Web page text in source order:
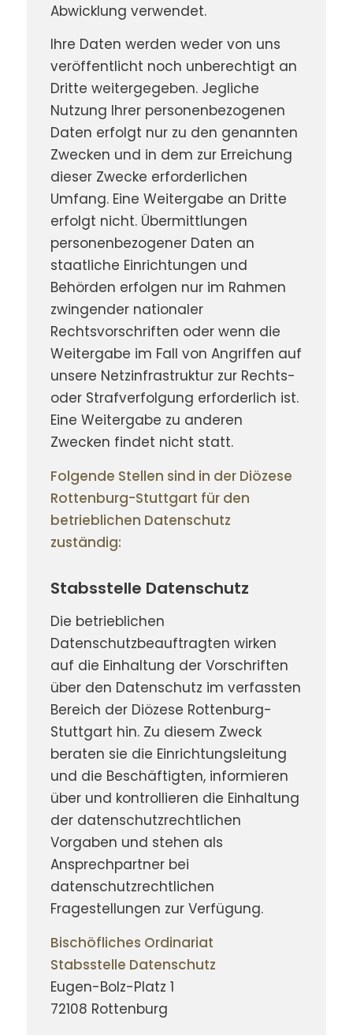
Abwicklung verwendet.
Ihre Daten werden weder von uns
veröffentlicht noch unberechtigt an
Dritte weitergegeben. Jegliche
Nutzung Ihrer personenbezogenen
Daten erfolgt nur zu den genannten
Zwecken und in dem zur Erreichung
dieser Zwecke erforderlichen
Umfang. Eine Weitergabe an Dritte
erfolgt nicht. Übermittlungen
personenbezogener Daten an
staatliche Einrichtungen und
Behörden erfolgen nur im Rahmen
zwingender nationaler
Rechtsvorschriften oder wenn die
Weitergabe im Fall von Angriffen auf
unsere Netzinfrastruktur zur Rechts-
oder Strafverfolgung erforderlich ist.
Eine Weitergabe zu anderen
Zwecken findet nicht statt.
Folgende Stellen sind in der Diözese
Rottenburg-Stuttgart für den
betrieblichen Datenschutz
zuständig:
Stabsstelle Datenschutz
Die betrieblichen
Datenschutzbeauftragten wirken
auf die Einhaltung der Vorschriften
über den Datenschutz im verfassten
Bereich der Diözese Rottenburg-
Stuttgart hin. Zu diesem Zweck
beraten sie die Einrichtungsleitung
und die Beschäftigten, informieren
über und kontrollieren die Einhaltung
der datenschutzrechtlichen
Vorgaben und stehen als
Ansprechpartner bei
datenschutzrechtlichen
Fragestellungen zur Verfügung.
Bischöfliches Ordinariat
Stabsstelle Datenschutz
Eugen-Bolz-Platz 1
72108 Rottenburg